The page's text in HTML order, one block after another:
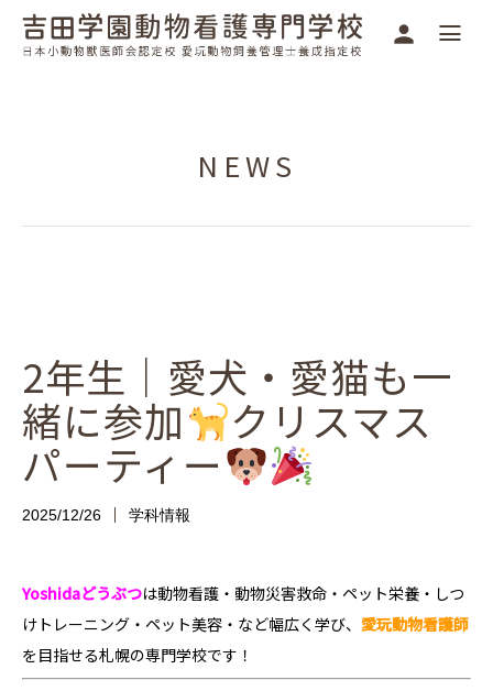
NEWS
2年生｜愛犬・愛猫も一
緒に参加 クリスマス
パーティー
2025/12/26 学科情報
Yoshidaどうぶつは動物看護・動物災害救命・ペット栄養・しつ
けトレーニング・ペット美容・など幅広く学び、 愛玩動物看護師
を目指せる札幌の専門学校です！